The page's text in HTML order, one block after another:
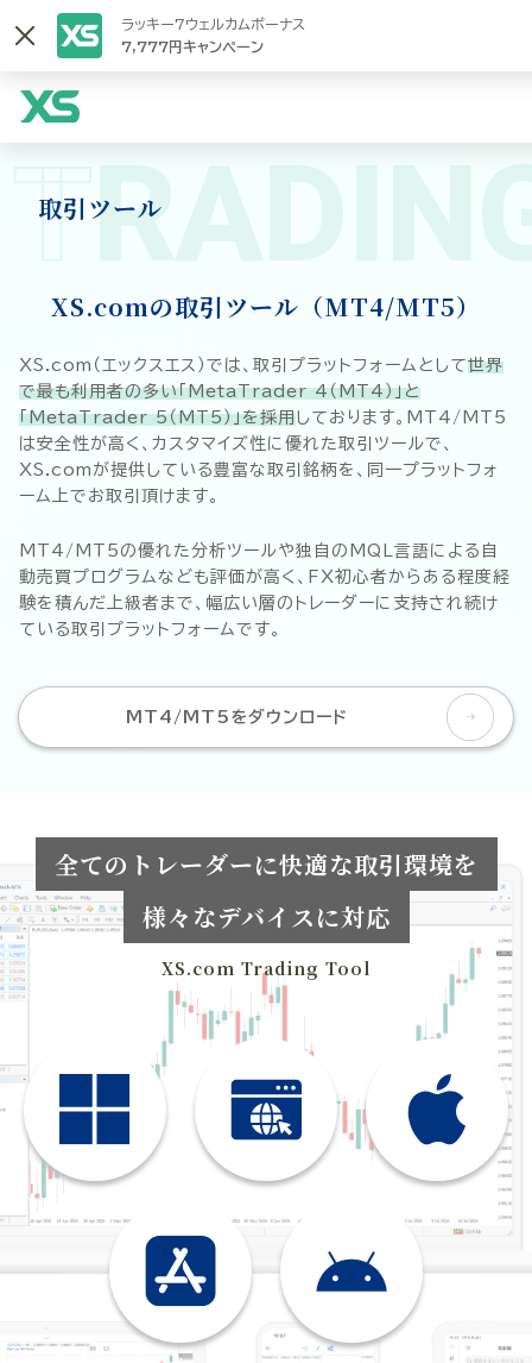
ラッキー7ウェルカムボーナス
7,777円キャンペーン
取引ツール
T
XS.comの取引ツール（MT4/MT5）
XS.com（エックスエス）では、取引プラットフォームとして世界
で最も利用者の多い「MetaTrader 4（MT4）」と
「MetaTrader 5（MT5）」を採用 しております。MT4/MT5
は安全性が高く、カスタマイズ性に優れた取引ツールで、
XS.comが提供している豊富な取引銘柄を、同一プラットフォ
ーム上でお取引頂けます。
MT4/MT5の優れた分析ツールや独自のMQL言語による自
動売買プログラムなども評価が高く、FX初心者からある程度経
験を積んだ上級者まで、幅広い層のトレーダーに支持され続け
ている取引プラットフォームです。
MT4/MT5をダウンロード
全てのトレーダーに快適な取引環境を
様々なデバイスに対応
XS.com Trading Tool